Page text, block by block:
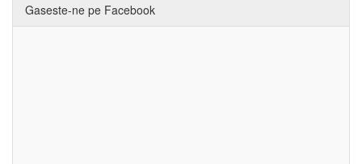
Gaseste-ne pe Facebook